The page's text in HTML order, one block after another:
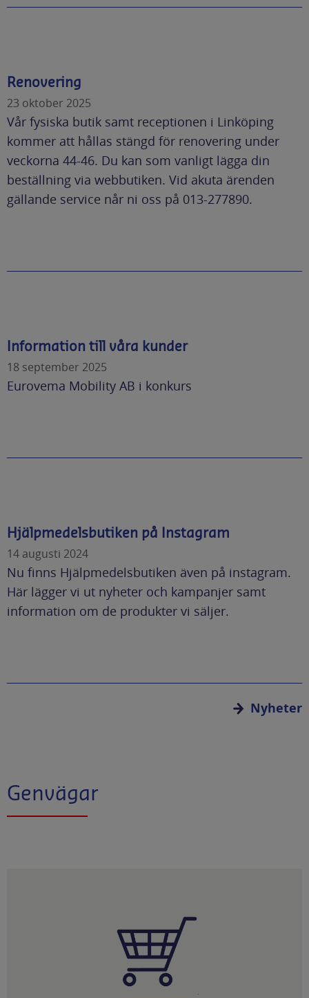
Renovering
23 oktober 2025
Vår fysiska butik samt receptionen i Linköping
kommer att hållas stängd för renovering under
veckorna 44-46. Du kan som vanligt lägga din
beställning via webbutiken. Vid akuta ärenden
gällande service når ni oss på 013-277890.
Information till våra kunder
18 september 2025
Eurovema Mobility AB i konkurs
Hjälpmedelsbutiken på Instagram
14 augusti 2024
Nu finns Hjälpmedelsbutiken även på instagram.
Här lägger vi ut nyheter och kampanjer samt
information om de produkter vi säljer.
Nyheter
Genvägar